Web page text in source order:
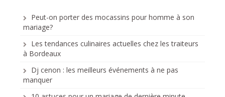
Peut-on porter des mocassins pour homme à son
mariage?
Les tendances culinaires actuelles chez les traiteurs
à Bordeaux
Dj cenon : les meilleurs événements à ne pas
manquer